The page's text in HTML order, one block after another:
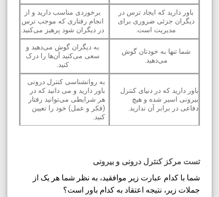
باور دارید که ایجاد ترس در
دیگران جزئی ضروری برای
مدیریت است.
برخوردی مناسب دارید و از
انجام رفتاری که موجب ترس
در دیگران شود پرهیز می‌کنید.
شما تنها به خودتان گوش
می‌دهید.
به دیگران گوش می‌دهید و
سعی می‌کنید آن‌ها را درک
کنید.
باور دارید که در دنیای کنترل
بیرونی اسیر شده و هیچ
دفاعی در برابر آن ندارید.
به روانشناسی کنترل درونی
باور دارید و می ‌دانید که در
هر شرایطی می‌توانید رفتار
(فکر و عمل) خود را تعیین
کنید.
تست مرکز کنترل درونی و بیرونی
شما با کدام عبارت زیر موافقید، به نظر شما هر یک از
جملات زیر، نتیجه اعتقاد به کدام باور است؟